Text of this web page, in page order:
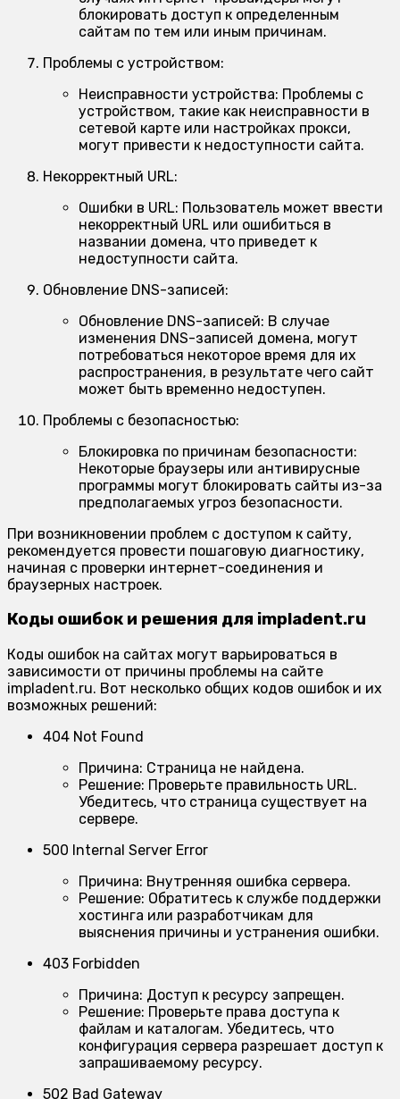
блокировать доступ к определенным
сайтам по тем или иным причинам.
Проблемы с устройством:
Неисправности устройства: Проблемы с
устройством, такие как неисправности в
сетевой карте или настройках прокси,
могут привести к недоступности сайта.
Некорректный URL:
Ошибки в URL: Пользователь может ввести
некорректный URL или ошибиться в
названии домена, что приведет к
недоступности сайта.
Обновление DNS-записей:
Обновление DNS-записей: В случае
изменения DNS-записей домена, могут
потребоваться некоторое время для их
распространения, в результате чего сайт
может быть временно недоступен.
Проблемы с безопасностью:
Блокировка по причинам безопасности:
Некоторые браузеры или антивирусные
программы могут блокировать сайты из-за
предполагаемых угроз безопасности.
При возникновении проблем с доступом к сайту,
рекомендуется провести пошаговую диагностику,
начиная с проверки интернет-соединения и
браузерных настроек.
Коды ошибок и решения для impladent.ru
Коды ошибок на сайтах могут варьироваться в
зависимости от причины проблемы на сайте
impladent.ru. Вот несколько общих кодов ошибок и их
возможных решений:
404 Not Found
Причина: Страница не найдена.
Решение: Проверьте правильность URL.
Убедитесь, что страница существует на
сервере.
500 Internal Server Error
Причина: Внутренняя ошибка сервера.
Решение: Обратитесь к службе поддержки
хостинга или разработчикам для
выяснения причины и устранения ошибки.
403 Forbidden
Причина: Доступ к ресурсу запрещен.
Решение: Проверьте права доступа к
файлам и каталогам. Убедитесь, что
конфигурация сервера разрешает доступ к
запрашиваемому ресурсу.
502 Bad Gateway